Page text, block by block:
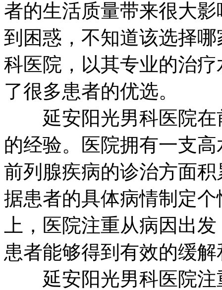
者的生活质量带来很大
到困惑，不知道该选择
科医院，以其专业的治
了很多患者的优选。
延安阳光男科医院在
的经验。医院拥有一支
前列腺疾病的诊治方面
据患者的具体病情制定
上，医院注重从病因出
患者能够得到有效的缓
延安阳光男科医院注